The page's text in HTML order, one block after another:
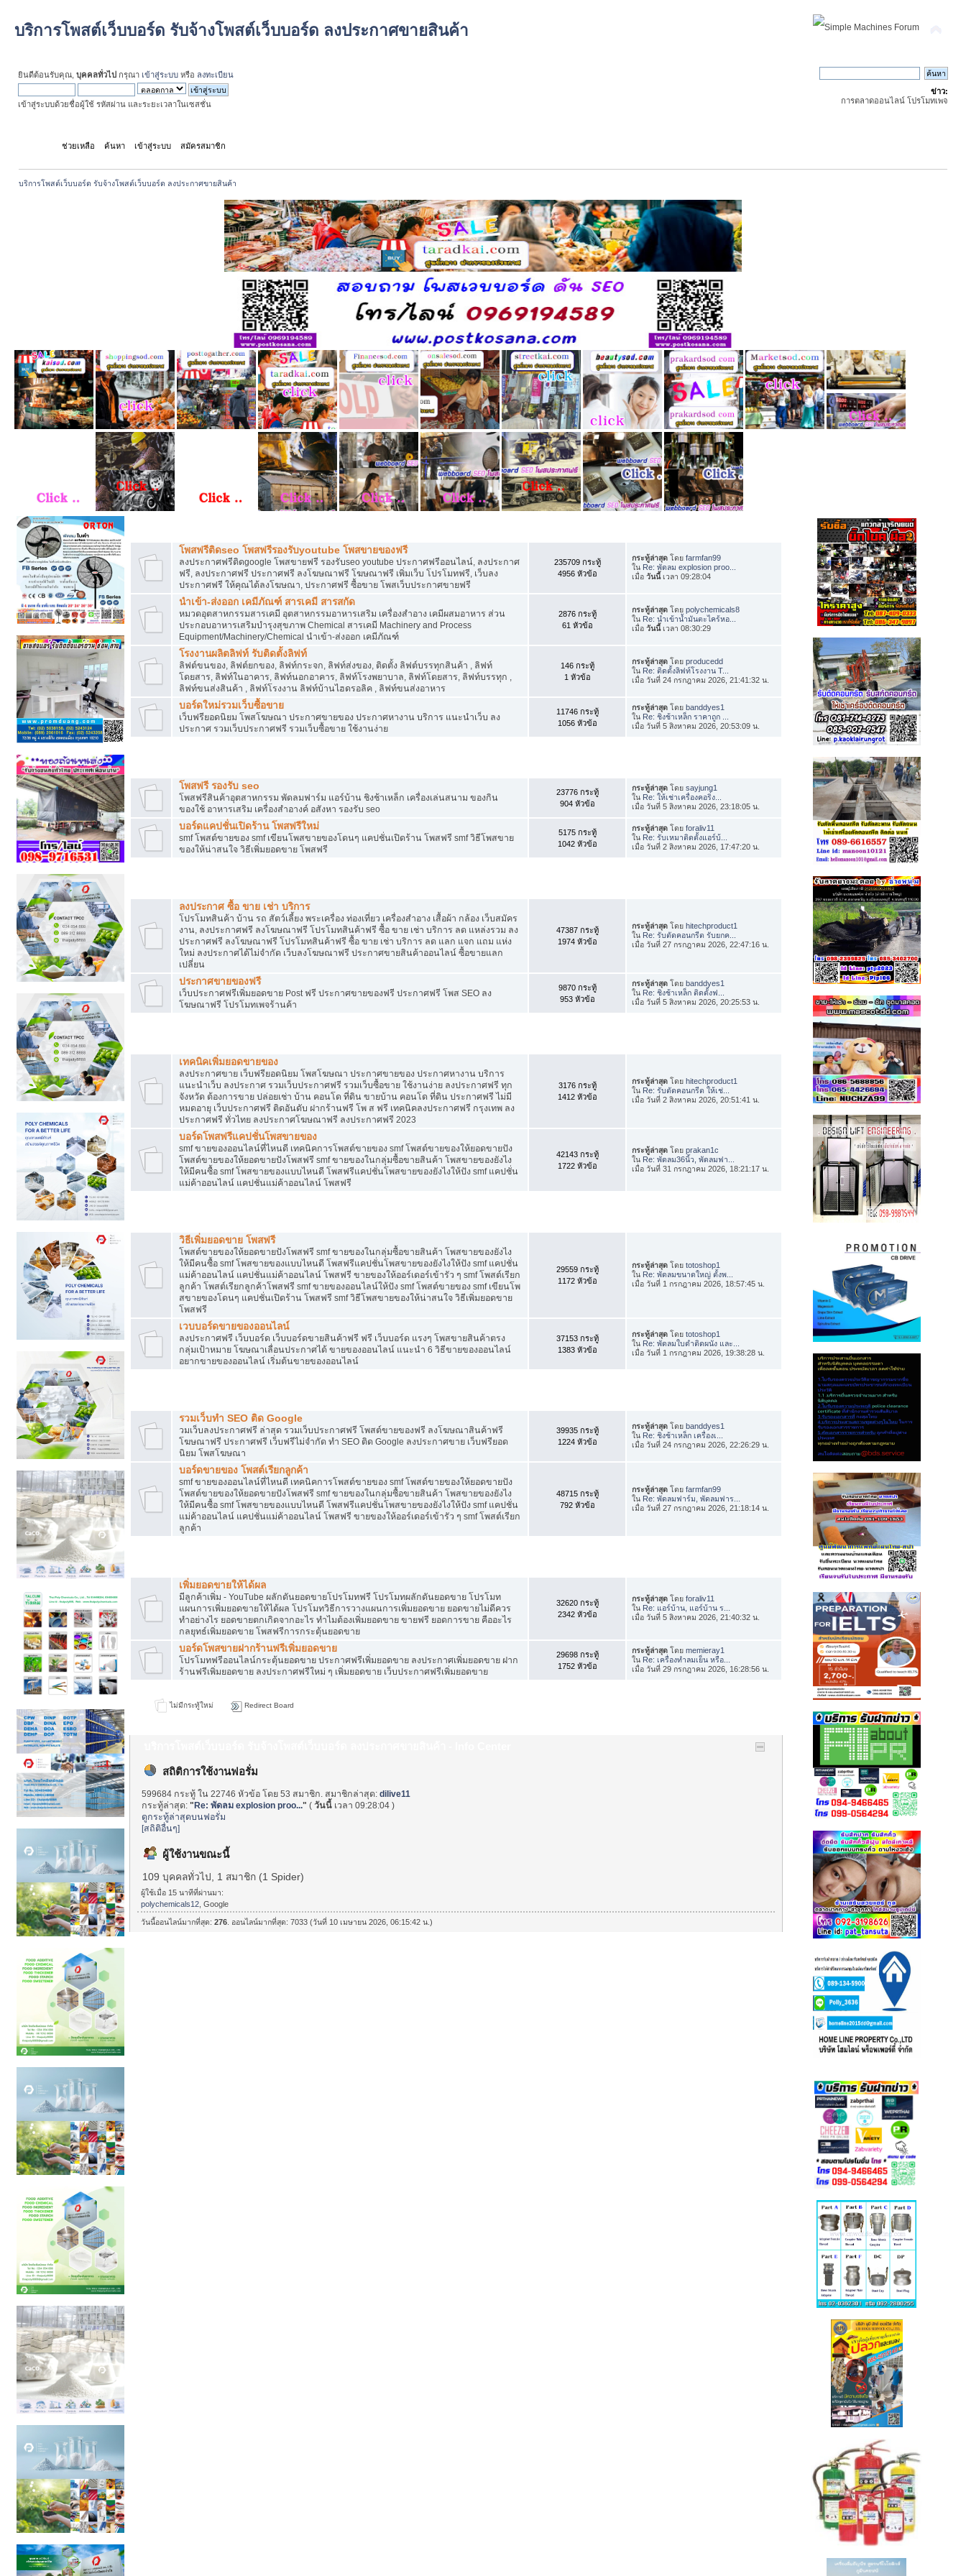
บริการโพสต์เว็บบอร์ด รับจ้างโพสต์เว็บบอร์ด ลงประกาศขายสินค้า
ยินดีต้อนรับคุณ, บุคคลทั่วไป กรุณา เข้าสู่ระบบ หรือ ลงทะเบียน
เข้าสู่ระบบด้วยชื่อผู้ใช้ รหัสผ่าน และระยะเวลาในเซสชั่น
ข่าว:
การตลาดออนไลน์ โปรโมทเพจ
ช่วยเหลือ ค้นหา เข้าสู่ระบบ สมัครสมาชิก
บริการโพสต์เว็บบอร์ด รับจ้างโพสต์เว็บบอร์ด ลงประกาศขายสินค้า
โพสฟรีติดseo โพสฟรีรองรับyoutube โพสขายของฟรี
ลงประกาศฟรีติดgoogle โพสขายฟรี รองรับseo youtube ประกาศฟรีออนไลน์, ลงประกาศ
ฟรี, ลงประกาศฟรี ประกาศฟรี ลงโฆษณาฟรี โฆษณาฟรี เพิ่มเว็บ โปรโมทฟรี, เว็บลง
ประกาศฟรี ให้คุณได้ลงโฆษณา, ประกาศฟรี ซื้อขาย โพสเว็บประกาศขายฟรี
235709 กระทู้
4956 หัวข้อ
กระทู้ล่าสุด โดยfarmfan99
ใน Re: พัดลม explosion proo...
เมื่อวันนี้เวลา 09:28:04
นำเข้า-ส่งออก เคมีภัณฑ์ สารเคมี สารสกัด
หมวดอุตสาหกรรมสารเคมี อุตสาหกรรมอาหารเสริม เครื่องสำอาง เคมีผสมอาหาร ส่วน
ประกอบอาหารเสริมบำรุงสุขภาพ Chemical สารเคมี Machinery and Process
Equipment/Machinery/Chemical นำเข้า-ส่งออก เคมีภัณฑ์
2876 กระทู้
61 หัวข้อ
กระทู้ล่าสุด โดยpolychemicals8
ใน Re: นำเข้าน้ำมันตะไคร้หอ...
เมื่อวันนี้เวลา 08:30:29
โรงงานผลิตลิฟท์ รับติดตั้งลิฟท์
ลิฟต์ขนของ, ลิฟต์ยกของ, ลิฟท์กระจก, ลิฟท์ส่งของ, ติดตั้ง ลิฟต์บรรทุกสินค้า , ลิฟท์
โดยสาร, ลิฟท์ในอาคาร, ลิฟท์นอกอาคาร, ลิฟท์โรงพยาบาล, ลิฟท์โดยสาร, ลิฟท์บรรทุก ,
ลิฟท์ขนส่งสินค้า , ลิฟท์โรงงาน ลิฟท์บ้านไฮดรอลิค , ลิฟท์ขนส่งอาหาร
146 กระทู้
1 หัวข้อ
กระทู้ล่าสุด โดยproducedd
ใน Re: ติดตั้งลิฟท์โรงงาน T...
เมื่อ วันที่ 24 กรกฎาคม 2026, 21:41:32 น.
บอร์ดใหม่รวมเว็บซื้อขาย
เว็บฟรียอดนิยม โพสโฆษณา ประกาศขายของ ประกาศหางาน บริการ แนะนำเว็บ ลง
ประกาศ รวมเว็บประกาศฟรี รวมเว็บซื้อขาย ใช้งานง่าย
11746 กระทู้
1056 หัวข้อ
กระทู้ล่าสุด โดยbanddyes1
ใน Re: ชิงช้าเหล็ก ราคาถูก ...
เมื่อ วันที่ 5 สิงหาคม 2026, 20:53:09 น.
โพสฟรี รองรับ seo
โพสฟรีสินค้าอุตสาหกรรม พัดลมฟาร์ม แอร์บ้าน ชิงช้าเหล็ก เครื่องเล่นสนาม ของกิน
ของใช้ อาหารเสริม เครื่องสำอางค์ อสังหา รองรับ seo
23776 กระทู้
904 หัวข้อ
กระทู้ล่าสุด โดยsayjung1
ใน Re: ให้เช่าเครื่องคอริ่ง...
เมื่อ วันที่ 5 สิงหาคม 2026, 23:18:05 น.
บอร์ดแคปชั่นเปิดร้าน โพสฟรีใหม่
smf โพสต์ขายของ smf เขียนโพสขายของโดนๆ แคปชั่นเปิดร้าน โพสฟรี smf วิธีโพสขาย
ของให้น่าสนใจ วิธีเพิ่มยอดขาย โพสฟรี
5175 กระทู้
1042 หัวข้อ
กระทู้ล่าสุด โดยforaliv11
ใน Re: รับเหมาติดตั้งแอร์บ้...
เมื่อ วันที่ 2 สิงหาคม 2026, 17:47:20 น.
ลงประกาศ ซื้อ ขาย เช่า บริการ
โปรโมทสินค้า บ้าน รถ สัตว์เลี้ยง พระเครื่อง ท่องเที่ยว เครื่องสำอาง เสื้อผ้า กล้อง เว็บสมัคร
งาน, ลงประกาศฟรี ลงโฆษณาฟรี โปรโมทสินค้าฟรี ซื้อ ขาย เช่า บริการ ลด แหล่งรวม ลง
ประกาศฟรี ลงโฆษณาฟรี โปรโมทสินค้าฟรี ซื้อ ขาย เช่า บริการ ลด แลก แจก แถม แห่ง
ใหม่ ลงประกาศได้ไม่จำกัด เว็บลงโฆษณาฟรี ประกาศขายสินค้าออนไลน์ ซื้อขายแลก
เปลี่ยน
47387 กระทู้
1974 หัวข้อ
กระทู้ล่าสุด โดยhitechproduct1
ใน Re: รับตัดคอนกรีต รับยกค...
เมื่อ วันที่ 27 กรกฎาคม 2026, 22:47:16 น.
ประกาศขายของฟรี
เว็บประกาศฟรีเพิ่มยอดขาย Post ฟรี ประกาศขายของฟรี ประกาศฟรี โพส SEO ลง
โฆษณาฟรี โปรโมทเพจร้านค้า
9870 กระทู้
953 หัวข้อ
กระทู้ล่าสุด โดยbanddyes1
ใน Re: ชิงช้าเหล็ก ติดตั้งฟ...
เมื่อ วันที่ 5 สิงหาคม 2026, 20:25:53 น.
เทคนิคเพิ่มยอดขายของ
ลงประกาศขาย เว็บฟรียอดนิยม โพสโฆษณา ประกาศขายของ ประกาศหางาน บริการ
แนะนำเว็บ ลงประกาศ รวมเว็บประกาศฟรี รวมเว็บซื้อขาย ใช้งานง่าย ลงประกาศฟรี ทุก
จังหวัด ต้องการขาย ปล่อยเช่า บ้าน คอนโด ที่ดิน ขายบ้าน คอนโด ที่ดิน ประกาศฟรี ไม่มี
หมดอายุ เว็บประกาศฟรี ติดอันดับ ฝากร้านฟรี โพ ส ฟรี เทคนิคลงประกาศฟรี กรุงเทพ ลง
ประกาศฟรี ทั่วไทย ลงประกาศโฆษณาฟรี ลงประกาศฟรี 2023
3176 กระทู้
1412 หัวข้อ
กระทู้ล่าสุด โดยhitechproduct1
ใน Re: รับตัดคอนกรีต ให้เช่...
เมื่อ วันที่ 2 สิงหาคม 2026, 20:51:41 น.
บอร์ดโพสฟรีแคปชั่นโพสขายของ
smf ขายของออนไลน์ที่ไหนดี เทคนิคการโพสต์ขายของ smf โพสต์ขายของให้ยอดขายปัง
โพสต์ขายของให้ยอดขายปังโพสฟรี smf ขายของในกลุ่มซื้อขายสินค้า โพสขายของยังไง
ให้มีคนซื้อ smf โพสขายของแบบไหนดี โพสฟรีแคปชั่นโพสขายของยังไงให้ปัง smf แคปชั่น
แม่ค้าออนไลน์ แคปชั่นแม่ค้าออนไลน์ โพสฟรี
42143 กระทู้
1722 หัวข้อ
กระทู้ล่าสุด โดยprakan1c
ใน Re: พัดลม36นิ้ว, พัดลมฟา...
เมื่อ วันที่ 31 กรกฎาคม 2026, 18:21:17 น.
วิธีเพิ่มยอดขาย โพสฟรี
โพสต์ขายของให้ยอดขายปังโพสฟรี smf ขายของในกลุ่มซื้อขายสินค้า โพสขายของยังไง
ให้มีคนซื้อ smf โพสขายของแบบไหนดี โพสฟรีแคปชั่นโพสขายของยังไงให้ปัง smf แคปชั่น
แม่ค้าออนไลน์ แคปชั่นแม่ค้าออนไลน์ โพสฟรี ขายของให้ออร์เดอร์เข้ารัว ๆ smf โพสต์เรียก
ลูกค้า โพสต์เรียกลูกค้าโพสฟรี smf ขายของออนไลน์ให้ปัง smf โพสต์ขายของ smf เขียนโพ
สขายของโดนๆ แคปชั่นเปิดร้าน โพสฟรี smf วิธีโพสขายของให้น่าสนใจ วิธีเพิ่มยอดขาย
โพสฟรี
29559 กระทู้
1172 หัวข้อ
กระทู้ล่าสุด โดยtotoshop1
ใน Re: พัดลมขนาดใหญ่ ตั้งพ...
เมื่อ วันที่ 1 กรกฎาคม 2026, 18:57:45 น.
เวบบอร์ดขายของออนไลน์
ลงประกาศฟรี เว็บบอร์ด เว็บบอร์ดขายสินค้าฟรี ฟรี เว็บบอร์ด แรงๆ โพสขายสินค้าตรง
กลุ่มเป้าหมาย โฆษณาเลื่อนประกาศได้ ขายของออนไลน์ แนะนำ 6 วิธีขายของออนไลน์
อยากขายของออนไลน์ เริ่มต้นขายของออนไลน์
37153 กระทู้
1383 หัวข้อ
กระทู้ล่าสุด โดยtotoshop1
ใน Re: พัดลมใบดำติดผนัง และ...
เมื่อ วันที่ 1 กรกฎาคม 2026, 19:38:28 น.
รวมเว็บทำ SEO ติด Google
วมเว็บลงประกาศฟรี ล่าสุด รวมเว็บประกาศฟรี โพสต์ขายของฟรี ลงโฆษณาสินค้าฟรี
โฆษณาฟรี ประกาศฟรี เว็บฟรีไม่จำกัด ทำ SEO ติด Google ลงประกาศขาย เว็บฟรียอด
นิยม โพสโฆษณา
39935 กระทู้
1224 หัวข้อ
กระทู้ล่าสุด โดยbanddyes1
ใน Re: ชิงช้าเหล็ก เครื่องเ...
เมื่อ วันที่ 24 กรกฎาคม 2026, 22:26:29 น.
บอร์ดขายของ โพสต์เรียกลูกค้า
smf ขายของออนไลน์ที่ไหนดี เทคนิคการโพสต์ขายของ smf โพสต์ขายของให้ยอดขายปัง
โพสต์ขายของให้ยอดขายปังโพสฟรี smf ขายของในกลุ่มซื้อขายสินค้า โพสขายของยังไง
ให้มีคนซื้อ smf โพสขายของแบบไหนดี โพสฟรีแคปชั่นโพสขายของยังไงให้ปัง smf แคปชั่น
แม่ค้าออนไลน์ แคปชั่นแม่ค้าออนไลน์ โพสฟรี ขายของให้ออร์เดอร์เข้ารัว ๆ smf โพสต์เรียก
ลูกค้า
48715 กระทู้
792 หัวข้อ
กระทู้ล่าสุด โดยfarmfan99
ใน Re: พัดลมฟาร์ม, พัดลมฟาร...
เมื่อ วันที่ 27 กรกฎาคม 2026, 21:18:14 น.
เพิ่มยอดขายให้ได้ผล
มีลูกค้าเพิ่ม - YouTube ผลักดันยอดขายโปรโมทฟรี โปรโมทผลักดันยอดขาย โปรโมท
แผนการเพิ่มยอดขายให้ได้ผล โปรโมทวิธีการวางแผนการเพิ่มยอดขาย ยอดขายไม่ดีควร
ทำอย่างไร ยอดขายตกเกิดจากอะไร ทำไมต้องเพิ่มยอดขาย ขายฟรี ยอดการขาย คืออะไร
กลยุทธ์เพิ่มยอดขาย โพสฟรีการกระตุ้นยอดขาย
32620 กระทู้
2342 หัวข้อ
กระทู้ล่าสุด โดยforaliv11
ใน Re: แอร์บ้าน, แอร์บ้าน ร...
เมื่อ วันที่ 5 สิงหาคม 2026, 21:40:32 น.
บอร์ดโพสขายฝากร้านฟรีเพิ่มยอดขาย
โปรโมทฟรีออนไลน์กระตุ้นยอดขาย ประกาศฟรีเพิ่มยอดขาย ลงประกาศเพิ่มยอดขาย ฝาก
ร้านฟรีเพิ่มยอดขาย ลงประกาศฟรีใหม่ ๆ เพิ่มยอดขาย เว็บประกาศฟรีเพิ่มยอดขาย
29698 กระทู้
1752 หัวข้อ
กระทู้ล่าสุด โดยmemieray1
ใน Re: เครื่องทำลมเย็น หรือ...
เมื่อ วันที่ 29 กรกฎาคม 2026, 16:28:56 น.
ไม่มีกระทู้ใหม่ Redirect Board
สถิติการใช้งานฟอรั่ม
599684 กระทู้ ใน 22746 หัวข้อ โดย 53 สมาชิก. สมาชิกล่าสุด:dilive11
กระทู้ล่าสุด:"Re: พัดลม explosion proo..." (วันนี้ เวลา 09:28:04 )
ดูกระทู้ล่าสุดบนฟอรั่ม
[สถิติอื่นๆ]
ผู้ใช้งานขณะนี้
109 บุคคลทั่วไป, 1 สมาชิก (1 Spider)
ผู้ใช้เมื่อ 15 นาทีที่ผ่านมา:
polychemicals12 , Google
วันนี้ออนไลน์มากที่สุด:276 . ออนไลน์มากที่สุด: 7033 (วันที่ 10 เมษายน 2026, 06:15:42 น.)